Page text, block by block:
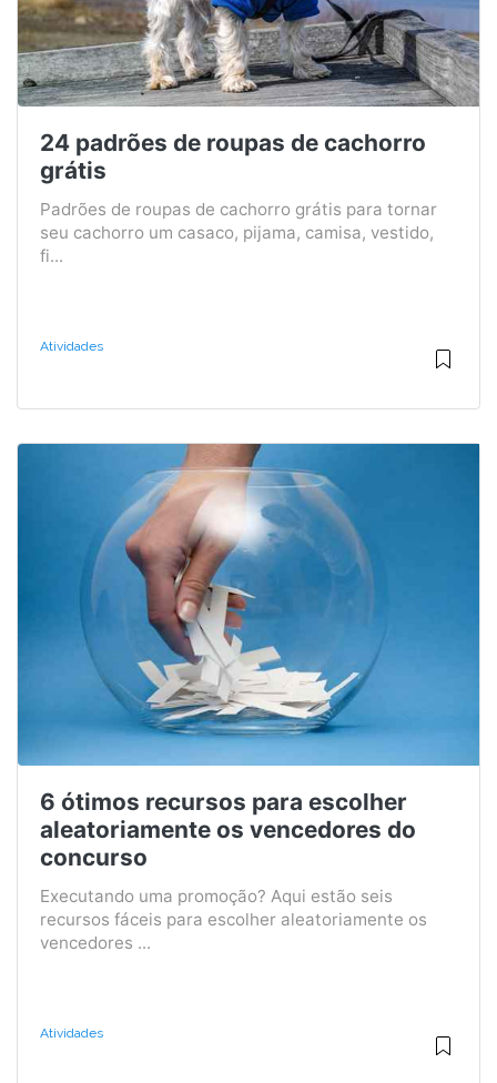
24 padrões de roupas de cachorro
grátis
Padrões de roupas de cachorro grátis para tornar
seu cachorro um casaco, pijama, camisa, vestido,
fi...
Atividades
6 ótimos recursos para escolher
aleatoriamente os vencedores do
concurso
Executando uma promoção? Aqui estão seis
recursos fáceis para escolher aleatoriamente os
vencedores ...
Atividades